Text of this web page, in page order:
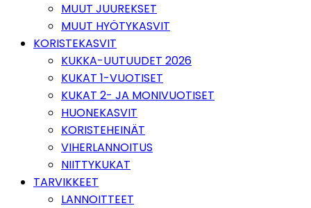
MUUT JUUREKSET
MUUT HYÖTYKASVIT
KORISTEKASVIT
KUKKA-UUTUUDET 2026
KUKAT 1-VUOTISET
KUKAT 2- JA MONIVUOTISET
HUONEKASVIT
KORISTEHEINÄT
VIHERLANNOITUS
NIITTYKUKAT
TARVIKKEET
LANNOITTEET